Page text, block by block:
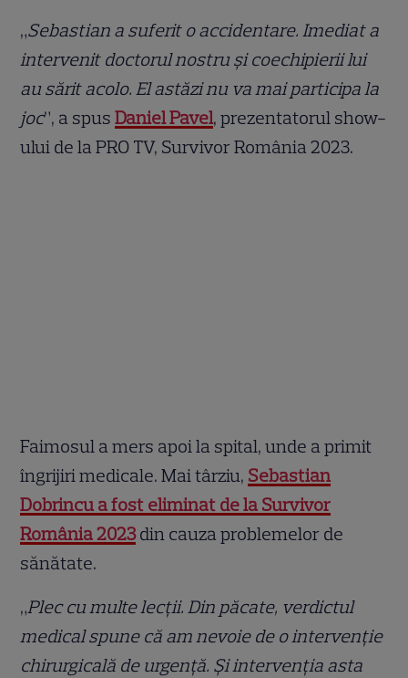
„Sebastian a suferit o accidentare. Imediat a
intervenit doctorul nostru și coechipierii lui
au sărit acolo. El astăzi nu va mai participa la
joc”, a spusDaniel Pavel, prezentatorul show-
ului de la PRO TV, Survivor România 2023.
Faimosul a mers apoi la spital, unde a primit
îngrijiri medicale. Mai târziu, Sebastian
Dobrincu a fost eliminat de la Survivor
România 2023din cauza problemelor de
sănătate.
„Plec cu multe lecții. Din păcate, verdictul
medical spune că am nevoie de o intervenție
chirurgicală de urgență. Și intervenția asta